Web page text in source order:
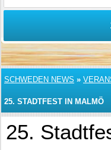
SCHWEDEN NEWS »
25. STADTFEST IN MALMÖ
25.